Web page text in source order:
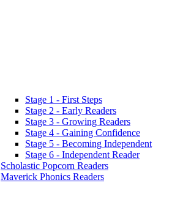
Stage 1 - First Steps
Stage 2 - Early Readers
Stage 3 - Growing Readers
Stage 4 - Gaining Confidence
Stage 5 - Becoming Independent
Stage 6 - Independent Reader
Scholastic Popcorn Readers
Maverick Phonics Readers